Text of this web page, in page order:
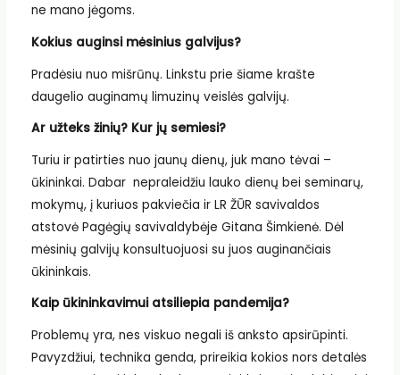
ne mano jėgoms.
Kokius auginsi mėsinius galvijus?
Pradėsiu nuo mišrūnų. Linkstu prie šiame krašte
daugelio auginamų limuzinų veislės galvijų.
Ar užteks žinių? Kur jų semiesi?
Turiu ir patirties nuo jaunų dienų, juk mano tėvai –
ūkininkai. Dabar nepraleidžiu lauko dienų bei seminarų,
mokymų, į kuriuos pakviečia ir LR ŽŪR savivaldos
atstovė Pagėgių savivaldybėje Gitana Šimkienė. Dėl
mėsinių galvijų konsultuojuosi su juos auginančiais
ūkininkais.
Kaip ūkininkavimui atsiliepia pandemija?
Problemų yra, nes viskuo negali iš anksto apsirūpinti.
Pavyzdžiui, technika genda, prireikia kokios nors detalės